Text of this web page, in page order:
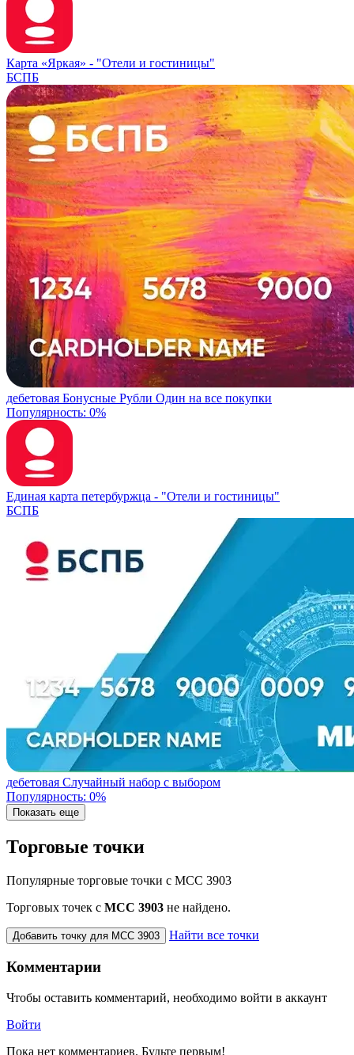
Карта «Яркая» - "Отели и гостиницы"
БСПБ
дебетовая Бонусные Рубли Один на все покупки
Популярность: 0%
Единая карта петербуржца - "Отели и гостиницы"
БСПБ
дебетовая Случайный набор с выбором
Популярность: 0%
Показать еще
Торговые точки
Популярные торговые точки с MCC 3903
Торговых точек с МСС 3903 не найдено.
Добавить точку для MCC 3903 Найти все точки
Комментарии
Чтобы оставить комментарий, необходимо войти в аккаунт
Войти
Пока нет комментариев. Будьте первым!